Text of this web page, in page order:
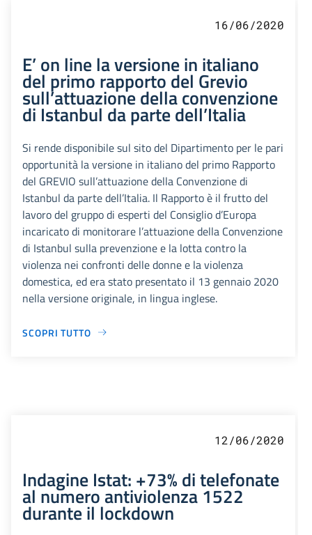
16/06/2020
E’ on line la versione in italiano
del primo rapporto del Grevio
sull’attuazione della convenzione
di Istanbul da parte dell’Italia
Si rende disponibile sul sito del Dipartimento per le pari
opportunità la versione in italiano del primo Rapporto
del GREVIO sull’attuazione della Convenzione di
Istanbul da parte dell’Italia. Il Rapporto è il frutto del
lavoro del gruppo di esperti del Consiglio d’Europa
incaricato di monitorare l’attuazione della Convenzione
di Istanbul sulla prevenzione e la lotta contro la
violenza nei confronti delle donne e la violenza
domestica, ed era stato presentato il 13 gennaio 2020
nella versione originale, in lingua inglese.
SCOPRI TUTTO
12/06/2020
Indagine Istat: +73% di telefonate
al numero antiviolenza 1522
durante il lockdown